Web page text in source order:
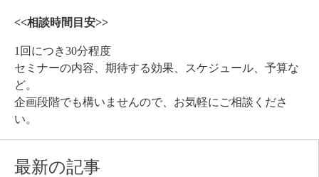
最新の記事
<<相談時間目安>>
1回につき30分程度
セミナーの内容、期待する効果、スケジュール、予算な
ど。
企画段階でも構いませんので、お気軽にご相談くださ
い。